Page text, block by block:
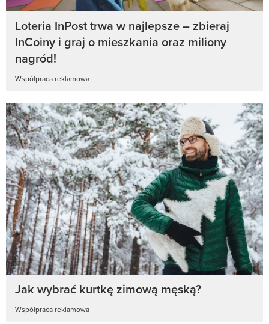
Loteria InPost trwa w najlepsze – zbieraj
InCoiny i graj o mieszkania oraz miliony
nagród!
Współpraca reklamowa
Jak wybrać kurtkę zimową męską?
Współpraca reklamowa